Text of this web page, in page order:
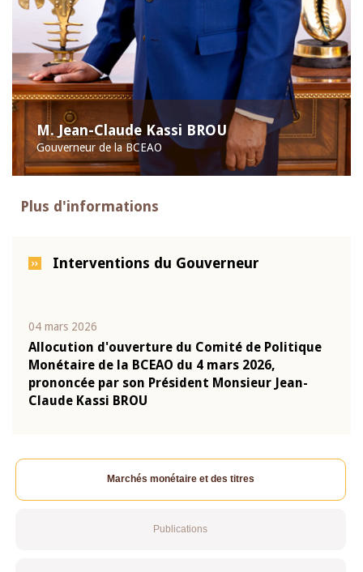
M. Jean-Claude Kassi BROU
Gouverneur de la BCEAO
Plus d'informations
Interventions du Gouverneur
04 mars 2026
Allocution d'ouverture du Comité de Politique
Monétaire de la BCEAO du 4 mars 2026,
prononcée par son Président Monsieur Jean-
Claude Kassi BROU
Marchés monétaire et des titres
Publications